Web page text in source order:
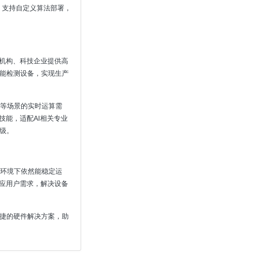
持自定义算法部署，
构、科技企业提供高
检测设备，实现生产
场景的实时运算需
能，适配AI相关专业
。
境下依然能稳定运
用户需求，解决设备
的硬件解决方案，助